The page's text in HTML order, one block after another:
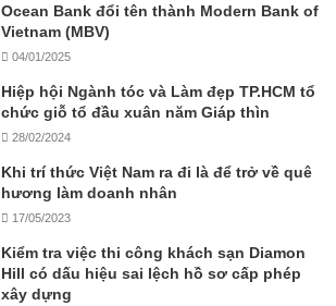
Ocean Bank đổi tên thành Modern Bank of
Vietnam (MBV)
04/01/2025
Hiệp hội Ngành tóc và Làm đẹp TP.HCM tổ
chức giỗ tổ đầu xuân năm Giáp thìn
28/02/2024
Khi trí thức Việt Nam ra đi là để trở về quê
hương làm doanh nhân
17/05/2023
Kiểm tra việc thi công khách sạn Diamon
Hill có dấu hiệu sai lệch hồ sơ cấp phép
xây dựng